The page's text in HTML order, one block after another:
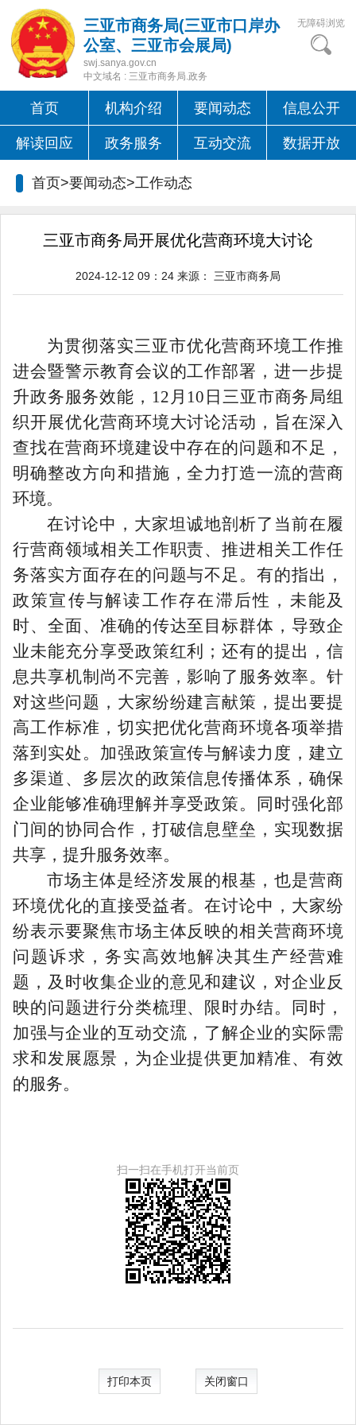
三亚市商务局(三亚市口岸办
公室、三亚市会展局)
swj.sanya.gov.cn
中文域名 : 三亚市商务局.政务
无障碍浏览
首页 机构介绍 要闻动态 信息公开
解读回应 政务服务 互动交流 数据开放
首页>要闻动态>工作动态
三亚市商务局开展优化营商环境大讨论
2024-12-12 09：24 来源： 三亚市商务局
为贯彻落实三亚市优化营商环境工作推
进会暨警示教育会议的工作部署，进一步提
升政务服务效能， 12月10日三亚市商务局组
织开展优化营商环境大讨论活动，旨在深入
查找在营商环境建设中存在的问题和不足，
明确整改方向和措施，全力打造一流的营商
环境。
在讨论中，大家坦诚地剖析了当前在履
行营商领域相关工作职责、推进相关工作任
务落实方面存在的问题与不足。有的指出，
政策宣传与解读工作存在滞后性 ， 未能及
时、全面、准确的传达至目标群体， 导致企
业未能充分享受政策红利； 还有的提出 ，信
息共享机制尚不完善，影响了服务效率。针
对这些问题，大家纷纷建言献策，提出要提
高工作标准，切实把优化营商环境各项举措
落到实处。 加强政策宣传与解读力度，建立
多渠道、多层次的政策信息传播体系 ，确保
企业能够准确理解并享受政策。同时强化部
门间的协同合作，打破信息壁垒，实现数据
共享，提升服务效率。
市场主体是经济发展的根基，也是营商
环境优化的直接受益者。在讨论中，大家纷
纷表示要聚焦市场主体反映的相关营商环境
问题诉求，务实高效地解决其生产经营难
题 ， 及时收集企业的意见和建议 ，对企业反
映的问题进行分类梳理、限时办结。同时，
加强与企业的互动交流，了解企业的实际需
求和发展愿景，为企业提供更加精准、有效
的服务。
扫一扫在手机打开当前页
打印本页 关闭窗口